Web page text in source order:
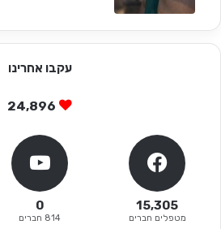
עקבו אחרינו
24,896
15,305
מטפלים חברים
0
814 חברים